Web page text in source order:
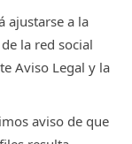
ajustarse a la
la red social
Aviso Legal y la
aviso de que